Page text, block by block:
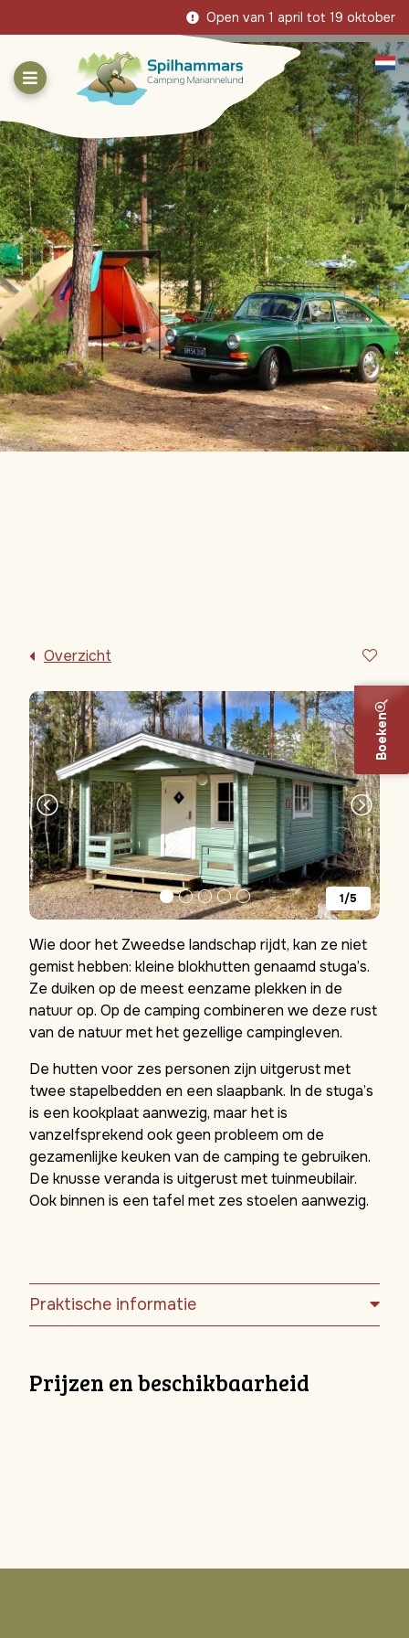
Boeken
Open van 1 april tot 19 oktober
Overzicht
Blokhut
6 personen
6 1
1/5
Wie door het Zweedse landschap rijdt, kan ze niet
gemist hebben: kleine blokhutten genaamd stuga’s.
Ze duiken op de meest eenzame plekken in de
natuur op. Op de camping combineren we deze rust
van de natuur met het gezellige campingleven.
De hutten voor zes personen zijn uitgerust met
twee stapelbedden en een slaapbank. In de stuga’s
is een kookplaat aanwezig, maar het is
vanzelfsprekend ook geen probleem om de
gezamenlijke keuken van de camping te gebruiken.
De knusse veranda is uitgerust met tuinmeubilair.
Ook binnen is een tafel met zes stoelen aanwezig.
Praktische informatie
Prijzen en beschikbaarheid